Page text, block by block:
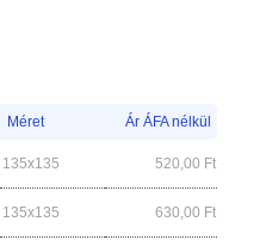
Méret Ár ÁFA nélkül
135x135 520,00 Ft
135x135 630,00 Ft